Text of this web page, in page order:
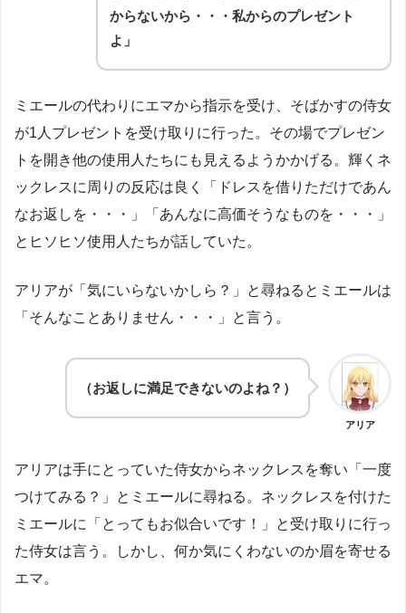
からないから・・・私からのプレゼント
よ」
ミエールの代わりにエマから指示を受け、そばかすの侍女
が1人プレゼントを受け取りに行った。その場でプレゼン
トを開き他の使用人たちにも見えるようかかげる。輝くネ
ックレスに周りの反応は良く「ドレスを借りただけであん
なお返しを・・・」「あんなに高価そうなものを・・・」
とヒソヒソ使用人たちが話していた。
アリアが「気にいらないかしら？」と尋ねるとミエールは
「そんなことありません・・・」と言う。
アリア
（お返しに満足できないのよね？）
アリアは手にとっていた侍女からネックレスを奪い「一度
つけてみる？」とミエールに尋ねる。ネックレスを付けた
ミエールに「とってもお似合いです！」と受け取りに行っ
た侍女は言う。しかし、何か気にくわないのか眉を寄せる
エマ。